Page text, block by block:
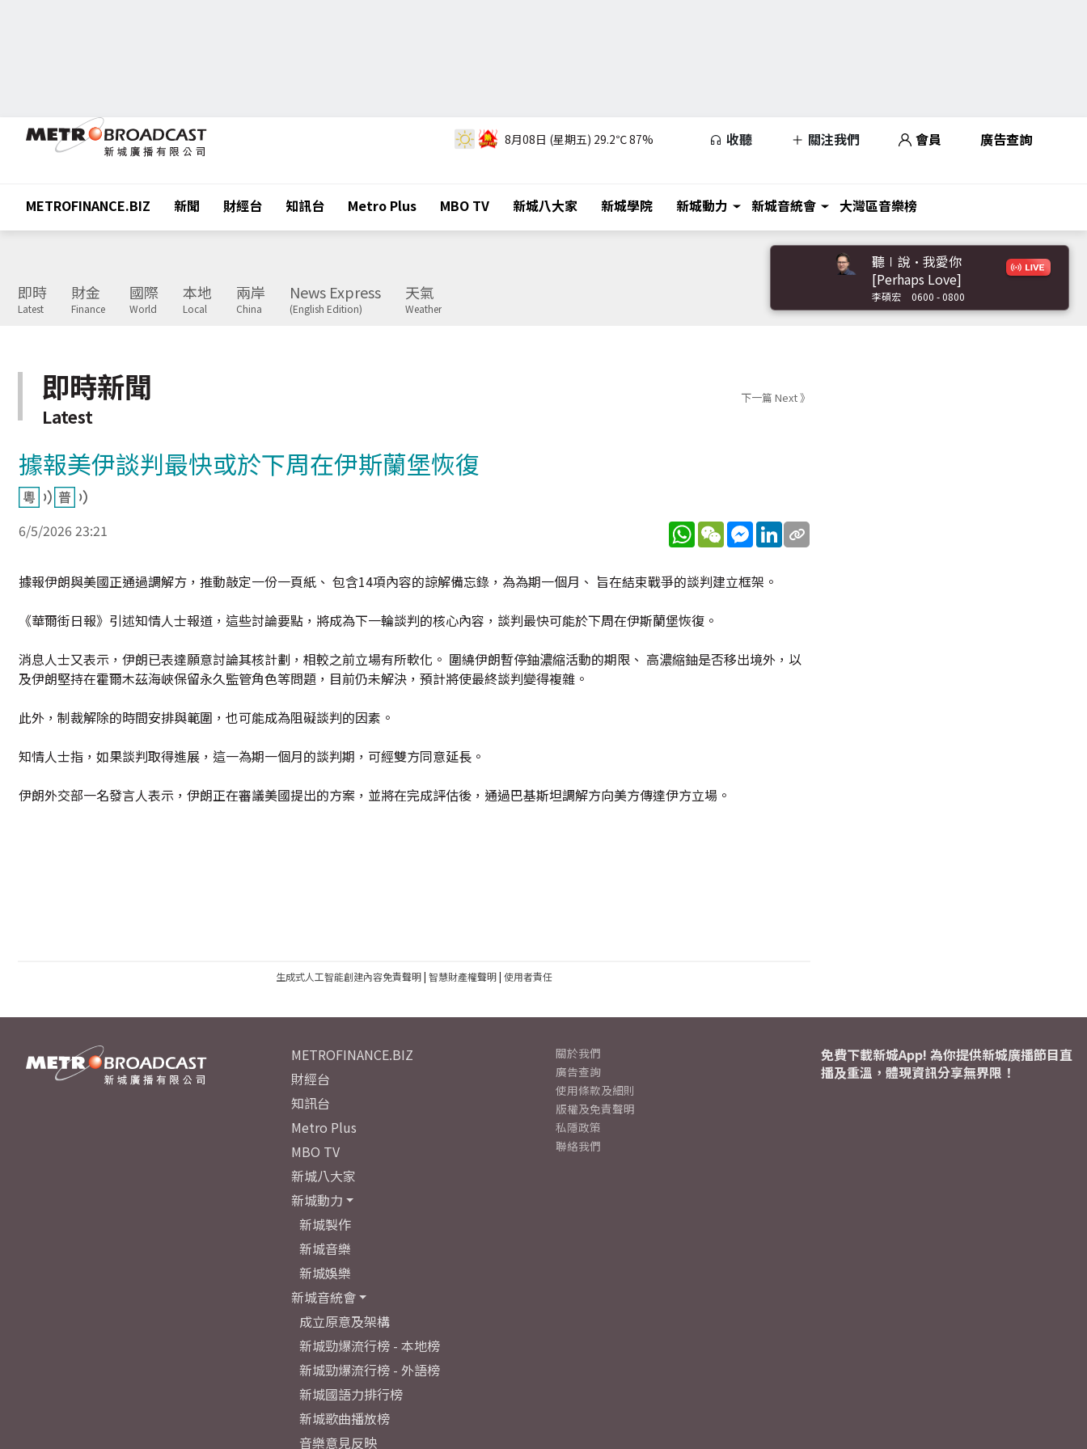
8月08日 (星期五) 29.2℃87% 收聽 關注我們 會員 廣告查詢
METROFINANCE.BIZ 新聞 財經台 知訊台 Metro Plus MBO TV 新城八大家 新城學院 新城動力 新城音統會 大灣區音樂榜
即時
Latest
財金
Finance
國際
World
本地
Local
兩岸
China
News Express
(English Edition)
天氣
Weather
聽∣說•我愛你
[Perhaps Love]
李碩宏 0600 - 0800
即時新聞
Latest
下一篇 Next 》
據報美伊談判最快或於下周在伊斯蘭堡恢復
6/5/2026 23:21 WhatsApp
WeChatMessenger
LinkedIn
據報伊朗與美國正通過調解方，推動敲定一份一頁紙、 包含14項內容的諒解備忘錄，為為期一個月、 旨在結束戰爭的談判建立框架。
《華爾街日報》引述知情人士報道，這些討論要點，將成為下一輪談判的核心內容，談判最快可能於下周在伊斯蘭堡恢復。
消息人士又表示，伊朗已表達願意討論其核計劃，相較之前立場有所軟化。 圍繞伊朗暫停鈾濃縮活動的期限、 高濃縮鈾是否移出境外，以
及伊朗堅持在霍爾木茲海峽保留永久監管角色等問題，目前仍未解決，預計將使最終談判變得複雜。
此外，制裁解除的時間安排與範圍，也可能成為阻礙談判的因素。
知情人士指，如果談判取得進展，這一為期一個月的談判期，可經雙方同意延長。
伊朗外交部一名發言人表示，伊朗正在審議美國提出的方案，並將在完成評估後，通過巴基斯坦調解方向美方傳達伊方立場。
生成式人工智能創建內容免責聲明| 智慧財產權聲明| 使用者責任
METROFINANCE.BIZ
財經台
知訊台
Metro Plus
MBO TV
新城八大家
新城動力
新城製作
新城音樂
新城娛樂
新城音統會
成立原意及架構
新城勁爆流行榜 - 本地榜
新城勁爆流行榜 - 外語榜
新城國語力排行榜
新城歌曲播放榜
音樂意見反映
關於我們
廣告查詢
使用條款及細則
版權及免責聲明
私隱政策
聯絡我們
免費下載新城App! 為你提供新城廣播節目直
播及重溫，體現資訊分享無界限！